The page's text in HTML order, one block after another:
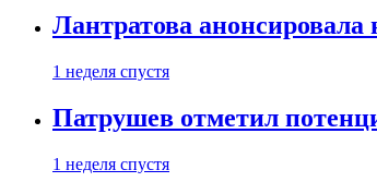
Лантратова
1 неделя спустя
Патрушев отметил
1 неделя спустя